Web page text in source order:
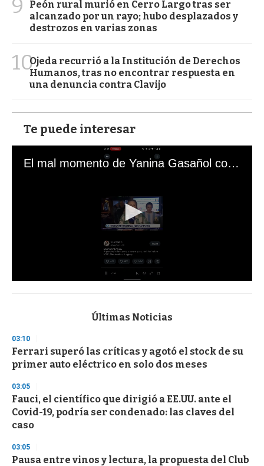
9
Peón rural murió en Cerro Largo tras ser
alcanzado por un rayo; hubo desplazados y
destrozos en varias zonas
10Ojeda recurrió a la Institución de Derechos
Humanos, tras no encontrar respuesta en
una denuncia contra Clavijo
Te puede interesar
El mal momento de Yanina Gasañol con un hincha argentino en "Subrayado"
s
d
s
o
f
3
s
e
c
o
d
s
Últimas Noticias
03:10
Ferrari superó las críticas y agotó el stock de su
primer auto eléctrico en solo dos meses
03:05
Fauci, el científico que dirigió a EE.UU. ante el
Covid-19, podría ser condenado: las claves del
caso
03:05
Pausa entre vinos y lectura, la propuesta del Club